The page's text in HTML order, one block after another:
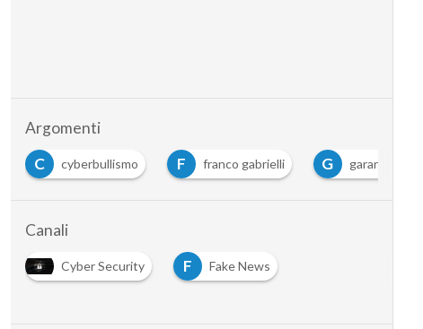
Argomenti
F franco gabrielli G garante privacy P polizia
Canali
Cyber Security F Fake News